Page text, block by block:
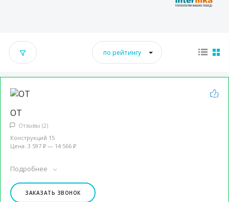
по рейтингу
ОТ
ЗАКАЗАТЬ ЗВОНОК
Отзывы (2)
Конструкций 15
Цена: 3 597 ₽ — 14 566 ₽
Подробнее